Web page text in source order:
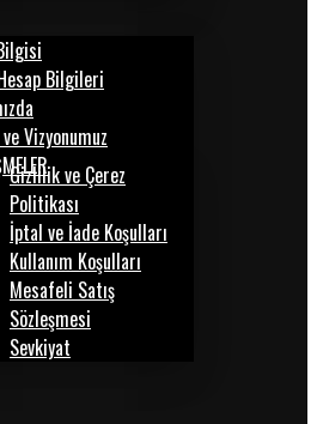
Bilgileri
Vizyonumuz
Gizlilik ve Çerez
Politikası
İptal ve İade Koşulları
Kullanım Koşulları
Mesafeli Satış
Sözleşmesi
Sevkiyat